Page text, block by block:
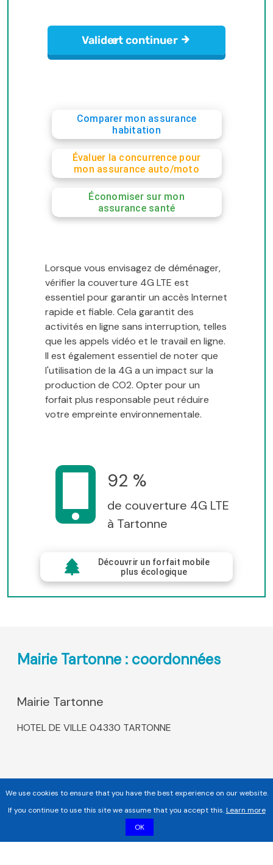
Comparer mon assurance
habitation
Évaluer la concurrence pour
mon assurance auto/moto
Économiser sur mon
assurance santé
Lorsque vous envisagez de déménager,
vérifier la couverture 4G LTE est
essentiel pour garantir un accès Internet
rapide et fiable. Cela garantit des
activités en ligne sans interruption, telles
que les appels vidéo et le travail en ligne.
Il est également essentiel de noter que
l'utilisation de la 4G a un impact sur la
production de CO2. Opter pour un
forfait plus responsable peut réduire
votre empreinte environnementale.
92 %
de couverture 4G LTE
à Tartonne
Découvrir un forfait mobile
plus écologique
Mairie Tartonne : coordonnées
Mairie Tartonne
HOTEL DE VILLE 04330 TARTONNE
We use cookies to ensure that you have the best experience on our website.
If you continue to use this site we assume that you accept this.Learn more
OK